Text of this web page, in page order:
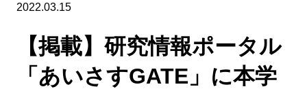
2022.03.15
【掲載】研究情報ポータル
「あいさすGATE」に本学